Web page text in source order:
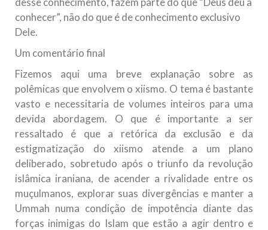
conhecer”, não do que é de conhecimento exclusivo
Dele.
Um comentário final
Fizemos aqui uma breve explanação sobre as
polêmicas que envolvem o xiismo. O tema é bastante
vasto e necessitaria de volumes inteiros para uma
devida abordagem. O que é importante a ser
ressaltado é que a retórica da exclusão e da
estigmatização do xiismo atende a um plano
deliberado, sobretudo após o triunfo da revolução
islâmica iraniana, de acender a rivalidade entre os
muçulmanos, explorar suas divergências e manter a
Ummah numa condição de impotência diante das
forças inimigas do Islam que estão a agir dentro e